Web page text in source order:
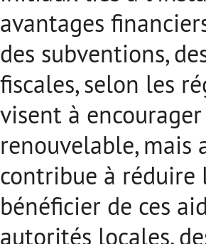
avantages
des subventions,
fiscales, selon les
visent à
renouvelable, mais
contribue à réduire
bénéficier de ces
autorités locales,